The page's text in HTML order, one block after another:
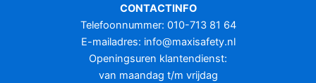
CONTACTINFO
Telefoonnummer: 010-713 81 64
E-mailadres: info@maxisafety.nl
Openingsuren klantendienst:
van maandag t/m vrijdag